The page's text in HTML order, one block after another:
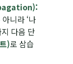
니라 ‘나
다음 단
)로 삼습